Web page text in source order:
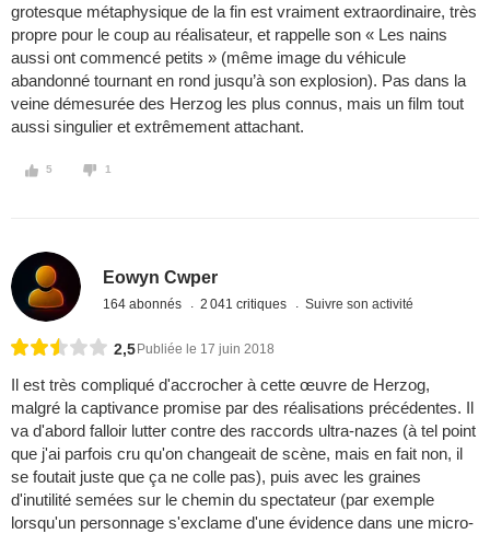
grotesque métaphysique de la fin est vraiment extraordinaire, très
propre pour le coup au réalisateur, et rappelle son « Les nains
aussi ont commencé petits » (même image du véhicule
abandonné tournant en rond jusqu’à son explosion). Pas dans la
veine démesurée des Herzog les plus connus, mais un film tout
aussi singulier et extrêmement attachant.
5 1
Eowyn Cwper
164 abonnés 2 041 critiques Suivre son activité
2,5 Publiée le 17 juin 2018
Il est très compliqué d'accrocher à cette œuvre de Herzog,
malgré la captivance promise par des réalisations précédentes. Il
va d'abord falloir lutter contre des raccords ultra-nazes (à tel point
que j'ai parfois cru qu'on changeait de scène, mais en fait non, il
se foutait juste que ça ne colle pas), puis avec les graines
d'inutilité semées sur le chemin du spectateur (par exemple
lorsqu'un personnage s'exclame d'une évidence dans une micro-